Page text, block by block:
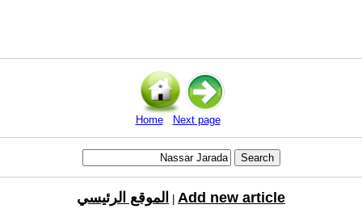
Home Next page
الموقع الرئيسي Add new article